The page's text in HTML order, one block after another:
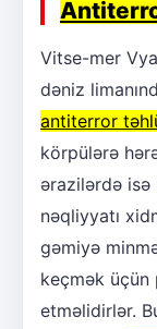
Vitse-mer
dəniz
antiterror
körpülərə
ərazilərdə isə
nəqliyyatı
gəmiyə
keçmək
etməlidirlər.